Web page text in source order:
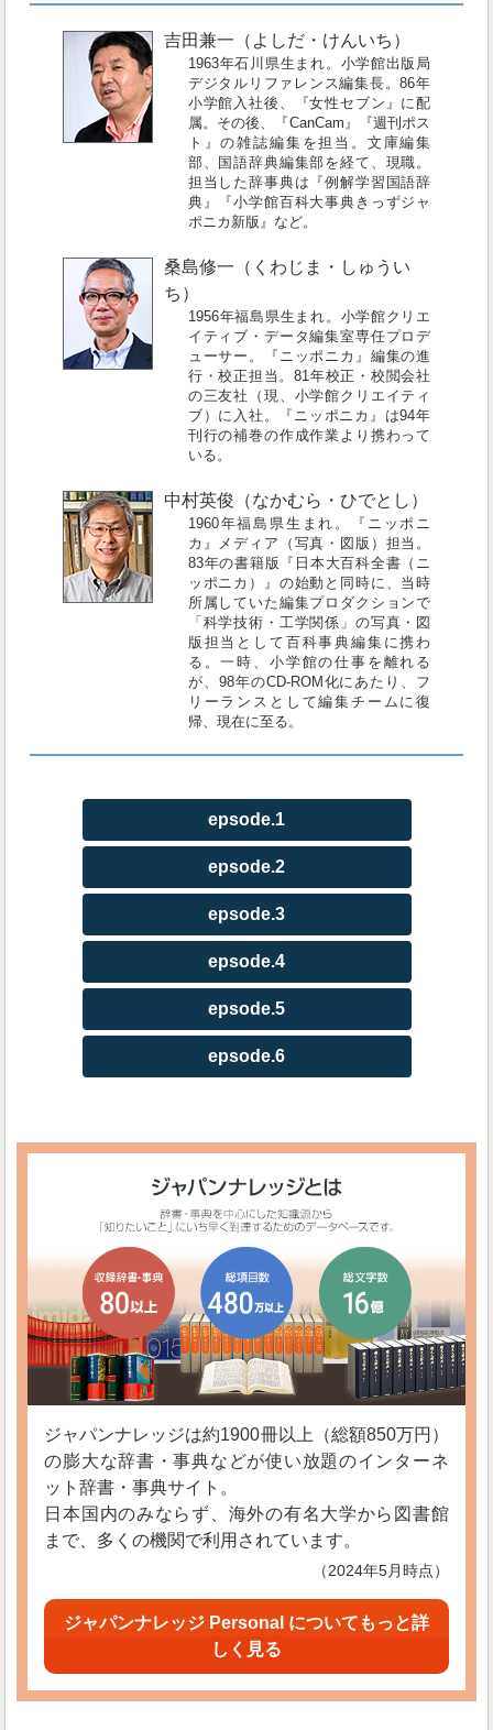
吉田兼一（よしだ・けんいち）
1963年石川県生まれ。小学館出版局
デジタルリファレンス編集長。86年
小学館入社後、『女性セブン』に配
属。その後、『CanCam』『週刊ポス
ト』の雑誌編集を担当。文庫編集
部、国語辞典編集部を経て、現職。
担当した辞事典は『例解学習国語辞
典』『小学館百科大事典きっずジャ
ポニカ新版』など。
桑島修一（くわじま・しゅうい
ち）
1956年福島県生まれ。小学館クリエ
イティブ・データ編集室専任プロデ
ューサー。『ニッポニカ』編集の進
行・校正担当。81年校正・校閲会社
の三友社（現、小学館クリエイティ
ブ）に入社。『ニッポニカ』は94年
刊行の補巻の作成作業より携わって
いる。
中村英俊（なかむら・ひでとし）
1960年福島県生まれ。『ニッポニ
カ』メディア（写真・図版）担当。
83年の書籍版『日本大百科全書（ニ
ッポニカ）』の始動と同時に、当時
所属していた編集プロダクションで
「科学技術・工学関係」の写真・図
版担当として百科事典編集に携わ
る。一時、小学館の仕事を離れる
が、98年のCD-ROM化にあたり、フ
リーランスとして編集チームに復
帰、現在に至る。
epsode.1
epsode.2
epsode.3
epsode.4
epsode.5
epsode.6
ジャパンナレッジは約1900冊以上（総額850万円）
の膨大な辞書・事典などが使い放題のインターネ
ット辞書・事典サイト。
日本国内のみならず、海外の有名大学から図書館
まで、多くの機関で利用されています。
（2024年5月時点）
ジャパンナレッジ Personal についてもっと詳
しく見る